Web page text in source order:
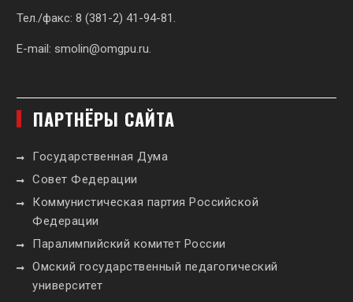
Тел./факс: 8 (381-2) 41-94-81.
E-mail: smolin@omgpu.ru
ПАРТНЁРЫ САЙТА
Государственная Дума
Совет Федерации
Коммунистическая партия Российской
Федерации
Паралимпийский комитет России
Омский государственный педагогический
университет